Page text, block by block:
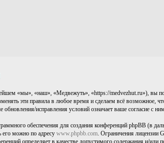
«мы», «наш», «Медвежуть», «https://medvezhut.ru»), вы
эти правила в любое время и сделаем всё возможное,
исправления условий означает ваше согласие с
обеспечения для создания конференций phpBB (в
можно по адресу www.phpbb.com. Ограничения лицензии
определяет в качестве допустимого содержания и/